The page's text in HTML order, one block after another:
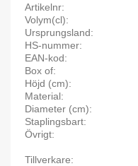
Artikelnr
Volym(cl)
Ursprungsland
HS-nummer
EAN-kod
Box of
Höjd (cm)
Material
Diameter (cm)
Staplingsbart
Övrigt
Tillverkare